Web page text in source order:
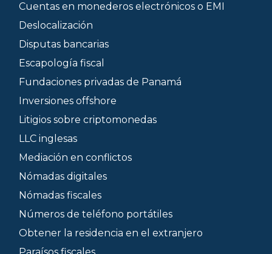
Cuentas en monederos electrónicos o EMI
Deslocalización
Disputas bancarias
Escapología fiscal
Fundaciones privadas de Panamá
Inversiones offshore
Litigios sobre criptomonedas
LLC inglesas
Mediación en conflictos
Nómadas digitales
Nómadas fiscales
Números de teléfono portátiles
Obtener la residencia en el extranjero